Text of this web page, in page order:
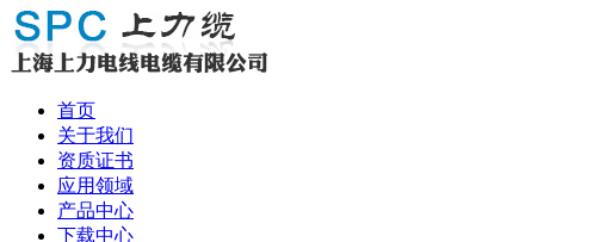
首页
关于我们
资质证书
应用领域
产品中心
下载中心